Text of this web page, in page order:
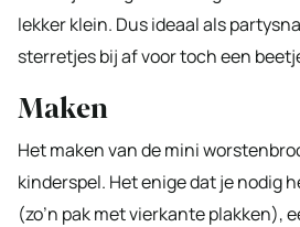
lekker klein. Dus ideaal als
sterretjes bij af voor toch een
Maken
Het maken van de mini
kinderspel. Het enige dat je nodig
(zo’n pak met vierkante plakken),